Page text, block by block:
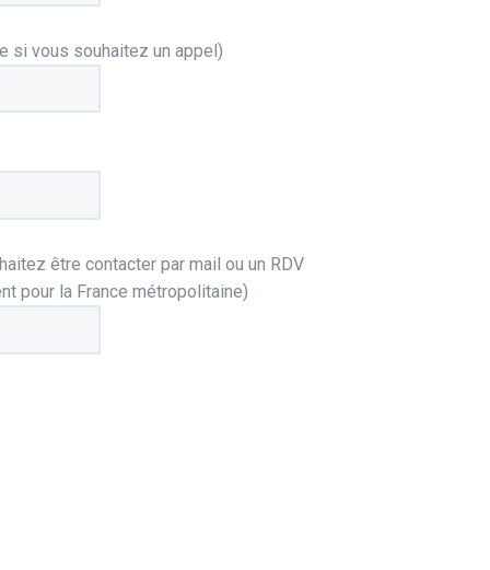
si vous souhaitez un appel)
être contacter par mail ou un RDV
pour la France métropolitaine)